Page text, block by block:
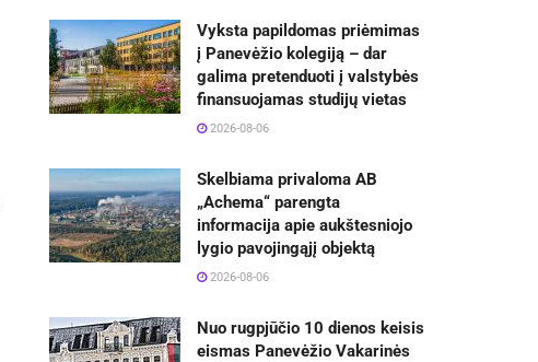
Vyksta papildomas priėmimas
į Panevėžio kolegiją – dar
galima pretenduoti į valstybės
finansuojamas studijų vietas
2026-08-06
Skelbiama privaloma AB
„Achema“ parengta
informacija apie aukštesniojo
lygio pavojingąjį objektą
2026-08-06
Nuo rugpjūčio 10 dienos keisis
eismas Panevėžio Vakarinės